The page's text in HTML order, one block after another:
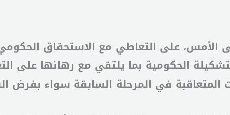
على التعاطي مع الاستحقاق
الحكومية بما يلتقي مع رهانها على
في المرحلة السابقة سواء بفرض